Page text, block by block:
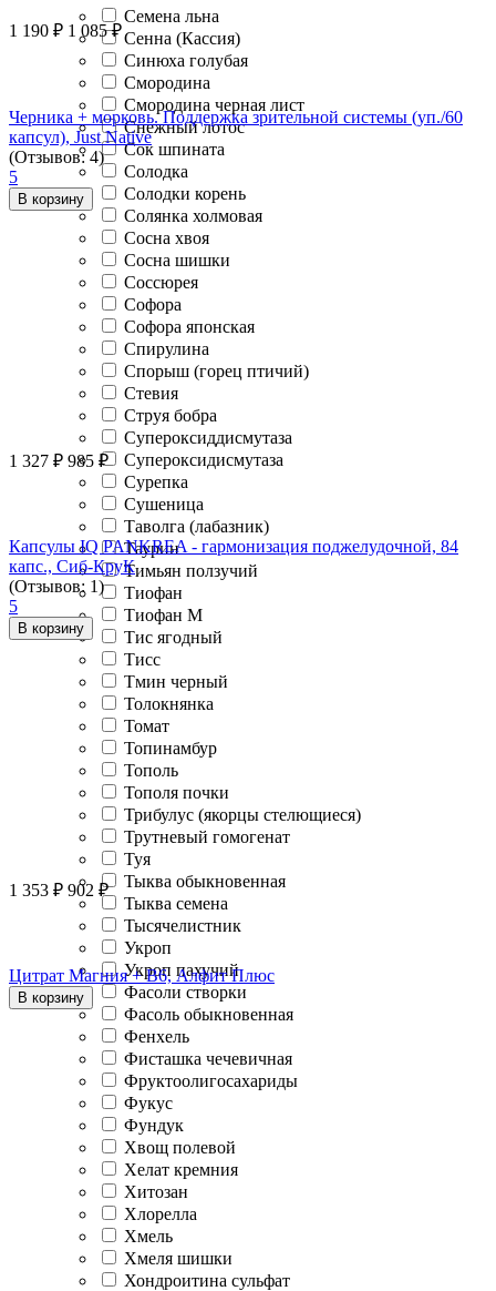
Семена льна
Сенна (Кассия)
Синюха голубая
Смородина
Смородина черная лист
Снежный лотос
Сок шпината
Солодка
Солодки корень
Солянка холмовая
Сосна хвоя
Сосна шишки
Соссюрея
Софора
Софора японская
Спирулина
Спорыш (горец птичий)
Стевия
Струя бобра
Супероксиддисмутаза
Супероксидисмутаза
Сурепка
Сушеница
Таволга (лабазник)
Таурин
Тимьян ползучий
Тиофан
Тиофан М
Тис ягодный
Тисс
Тмин черный
Толокнянка
Томат
Топинамбур
Тополь
Тополя почки
Трибулус (якорцы стелющиеся)
Трутневый гомогенат
Туя
Тыква обыкновенная
Тыква семена
Тысячелистник
Укроп
Укроп пахучий
Фасоли створки
Фасоль обыкновенная
Фенхель
Фисташка чечевичная
Фруктоолигосахариды
Фукус
Фундук
Хвощ полевой
Хелат кремния
Хитозан
Хлорелла
Хмель
Хмеля шишки
Хондроитина сульфат
1 190 ₽ 1 085 ₽
Черника + морковь. Поддержка зрительной системы (уп./60
капсул), Just Native
(Отзывов: 4)
5
В корзину
1 327 ₽ 985 ₽
Капсулы IQ PANKREA - гармонизация поджелудочной, 84
капс., Сиб-КруК
(Отзывов: 1)
5
В корзину
1 353 ₽ 902 ₽
Цитрат Магния + В6, Алфит Плюс
В корзину